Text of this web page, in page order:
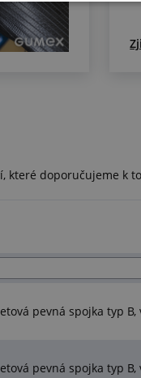
které doporučujeme k
pevná spojka typ
pevná spojka typ